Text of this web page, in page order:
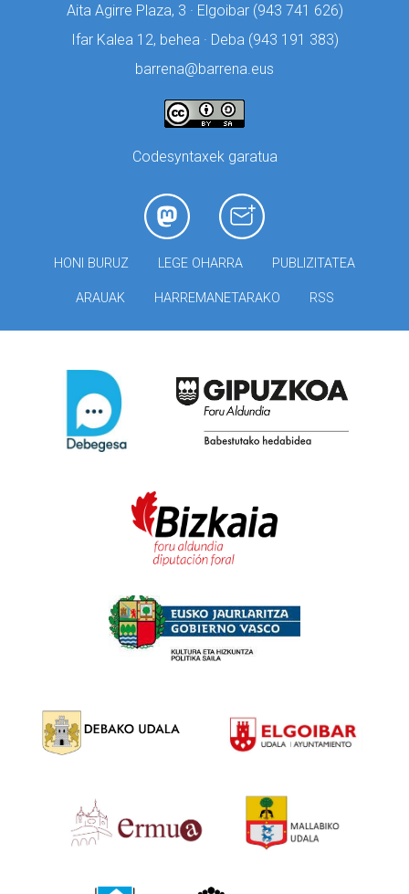
Aita Agirre Plaza, 3 · Elgoibar (943 741 626)
Ifar Kalea 12, behea · Deba (943 191 383)
barrena@barrena.eus
Codesyntaxek garatua
HONI BURUZ LEGE OHARRA PUBLIZITATEA
ARAUAK HARREMANETARAKO RSS